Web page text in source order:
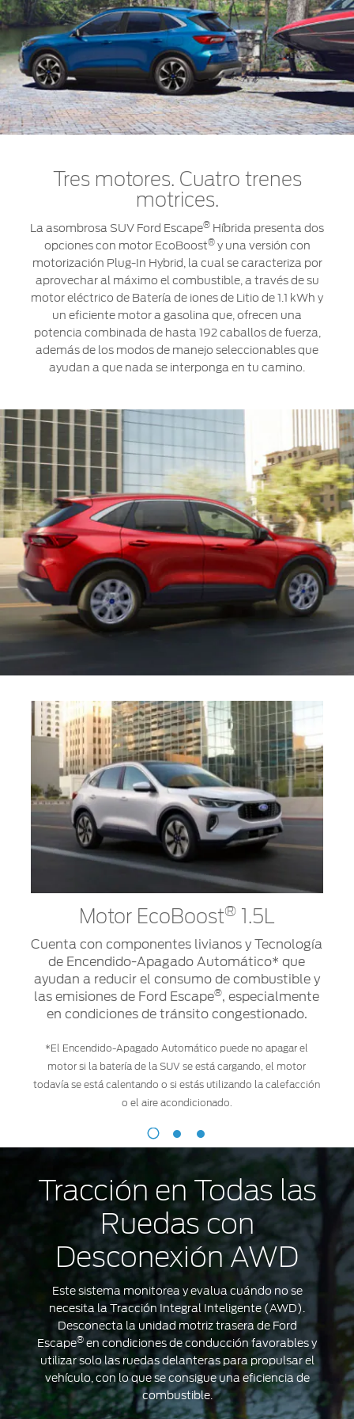
Tres motores. Cuatro trenes
motrices.
La asombrosa SUV Ford Escape® Híbrida presenta dos
opciones con motor EcoBoost®y una versión con
motorización Plug-In Hybrid, la cual se caracteriza por
aprovechar al máximo el combustible, a través de su
motor eléctrico de Batería de iones de Litio de 1.1 kWh y
un eficiente motor a gasolina que, ofrecen una
potencia combinada de hasta 192 caballos de fuerza,
además de los modos de manejo seleccionables que
ayudan a que nada se interponga en tu camino.
®
componentes
livianos
Tecnología
Encendido-
Apagado
Automático*
que
ayudan
Motor EcoBoost®1.5L
Cuenta con componentes livianos y Tecnología
de Encendido-Apagado Automático* que
ayudan a reducir el consumo de combustible y
las emisiones de Ford Escape®, especialmente
en condiciones de tránsito congestionado.
*El Encendido-Apagado Automático puede no apagar el
motor si la batería de la SUV se está cargando, el motor
todavía se está calentando o si estás utilizando la calefacción
o el aire acondicionado.
es
Tracción en Todas las
Ruedas con
Desconexión AWD
Este sistema monitorea y evalua cuándo no se
necesita la Tracción Integral Inteligente (AWD).
Desconecta la unidad motriz trasera de Ford
Escape® en condiciones de conducción favorables y
utilizar solo las ruedas delanteras para propulsar el
vehículo, con lo que se consigue una eficiencia de
combustible.